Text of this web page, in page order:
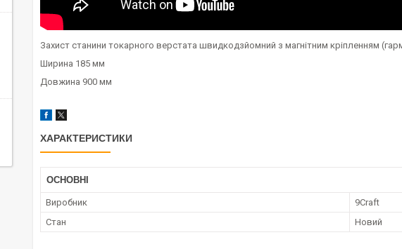
Захист станини токарного верстата швидкодзйомний з магнітним кріпленням
Ширина 185 мм
Довжина 900 мм
ХАРАКТЕРИСТИКИ
ОСНОВНІ
Виробник
9Craft
Стан
Новий